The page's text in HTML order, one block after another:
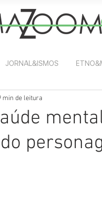
JORNAL&ISMOS
min de leitura